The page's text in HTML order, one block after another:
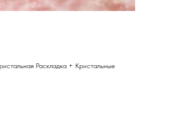
Раскладка + Кристальные